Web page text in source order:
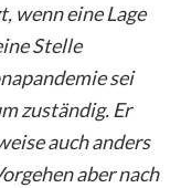
wenn eine Lage
Stelle
sei
zuständig. Er
auch anders
aber nach